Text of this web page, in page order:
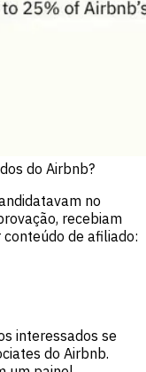
do Airbnb?
no
recebiam
de afiliado:
interessados se
do Airbnb.